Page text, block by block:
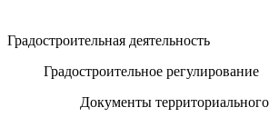
Градостроительная деятельность
Градостроительное регулирование
Документы